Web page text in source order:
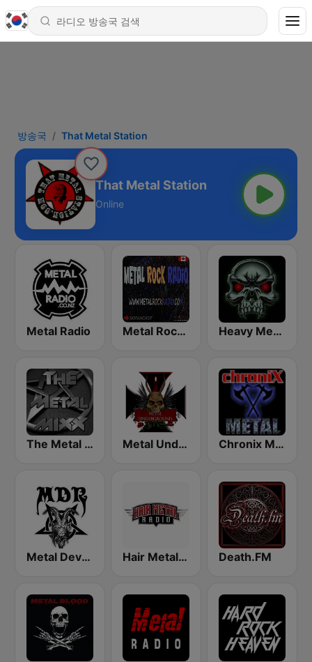
방송국 That Metal Station
That Metal Station
Online
Metal Radio Metal Rock Radio Heavy Metal Radio
The Metal MIXX Metal Underground Chronix Metal
Metal Devastation Radio Hair Metal Radio Death.FM